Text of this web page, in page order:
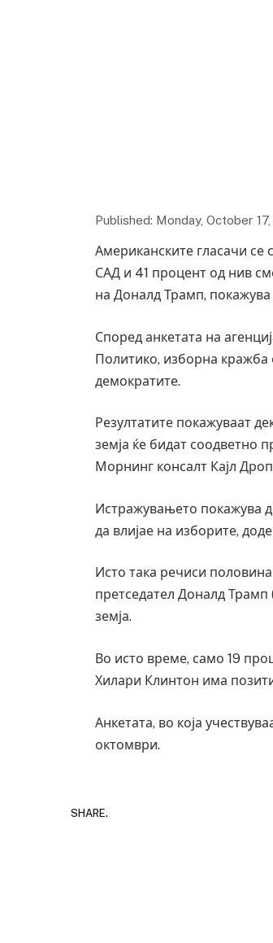
Published: Monday, October
Американските гласачи се
САД и 41 процент од нив
на Доналд Трамп,
Според анкетата на
Политико, изборна кражба
демократите.
Резултатите покажуваат
земја ќе бидат соодветно
Морнинг консалт Кајл
Истражувањето покажува
да влијае на изборите,
Исто така речиси
претседател Доналд Трамп
земја.
Во исто време, само 19
Хилари Клинтон има
Анкетата, во која
октомври.
SHARE.